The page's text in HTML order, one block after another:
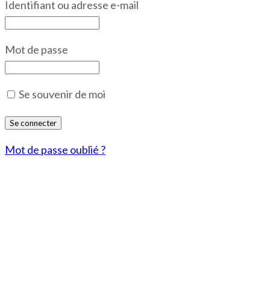
Identifiant ou adresse e-mail
Mot de passe
Se souvenir de moi
Mot de passe oublié ?